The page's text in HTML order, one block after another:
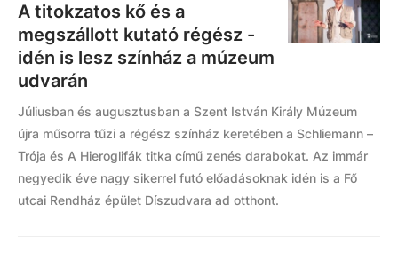
A titokzatos kő és a
megszállott kutató régész -
idén is lesz színház a múzeum
udvarán
Júliusban és augusztusban a Szent István Király Múzeum
újra műsorra tűzi a régész színház keretében a Schliemann –
Trója és A Hieroglifák titka című zenés darabokat. Az immár
negyedik éve nagy sikerrel futó előadásoknak idén is a Fő
utcai Rendház épület Díszudvara ad otthont.